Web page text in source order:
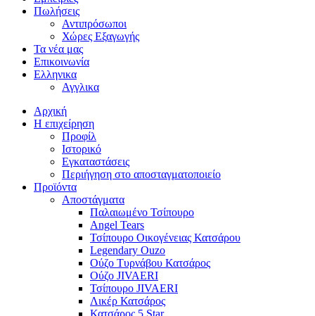
Πωλήσεις
Αντιπρόσωποι
Χώρες Εξαγωγής
Τα νέα μας
Επικοινωνία
Ελληνικα
Αγγλικα
Αρχική
Η επιχείρηση
Προφίλ
Ιστορικό
Εγκαταστάσεις
Περιήγηση στο αποσταγματοποιείο
Προϊόντα
Αποστάγματα
Παλαιωμένο Τσίπουρο
Angel Tears
Τσίπουρο Οικογένειας Κατσάρου
Legendary Ouzo
Ούζο Τυρνάβου Κατσάρος
Ούζο JIVAERI
Τσίπουρο JIVAERI
Λικέρ Κατσάρος
Κατσάρος 5 Star